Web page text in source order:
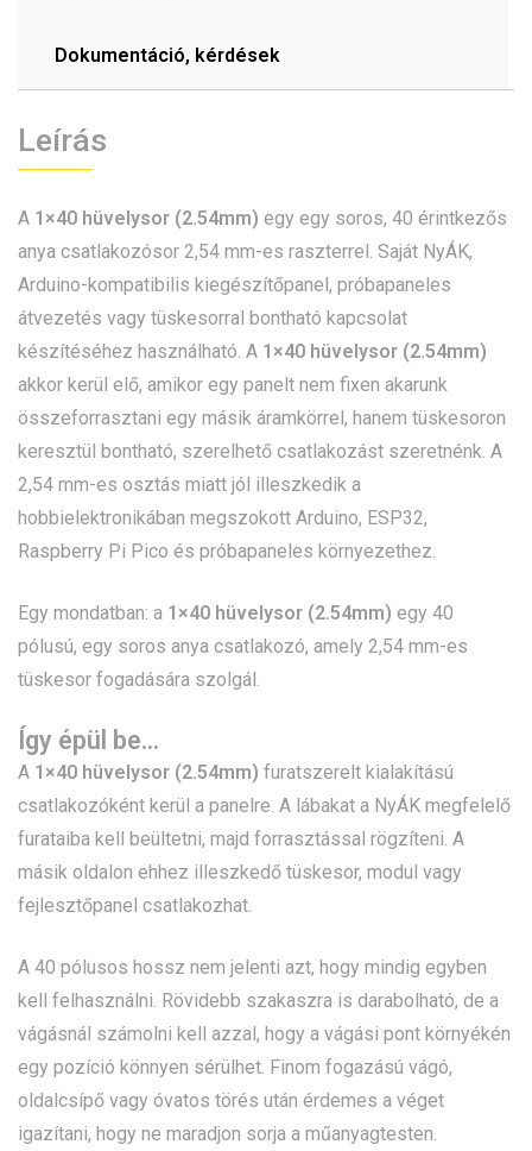
Dokumentáció, kérdések
Leírás
A 1×40 hüvelysor (2.54mm) egy egy soros, 40 érintkezős
anya csatlakozósor 2,54 mm-es raszterrel. Saját NyÁK,
Arduino-kompatibilis kiegészítőpanel, próbapaneles
átvezetés vagy tüskesorral bontható kapcsolat
készítéséhez használható. A 1×40 hüvelysor (2.54mm)
akkor kerül elő, amikor egy panelt nem fixen akarunk
összeforrasztani egy másik áramkörrel, hanem tüskesoron
keresztül bontható, szerelhető csatlakozást szeretnénk. A
2,54 mm-es osztás miatt jól illeszkedik a
hobbielektronikában megszokott Arduino, ESP32,
Raspberry Pi Pico és próbapaneles környezethez.
Egy mondatban: a 1×40 hüvelysor (2.54mm) egy 40
pólusú, egy soros anya csatlakozó, amely 2,54 mm-es
tüskesor fogadására szolgál.
Így épül be…
A 1×40 hüvelysor (2.54mm) furatszerelt kialakítású
csatlakozóként kerül a panelre. A lábakat a NyÁK megfelelő
furataiba kell beültetni, majd forrasztással rögzíteni. A
másik oldalon ehhez illeszkedő tüskesor, modul vagy
fejlesztőpanel csatlakozhat.
A 40 pólusos hossz nem jelenti azt, hogy mindig egyben
kell felhasználni. Rövidebb szakaszra is darabolható, de a
vágásnál számolni kell azzal, hogy a vágási pont környékén
egy pozíció könnyen sérülhet. Finom fogazású vágó,
oldalcsípő vagy óvatos törés után érdemes a véget
igazítani, hogy ne maradjon sorja a műanyagtesten.